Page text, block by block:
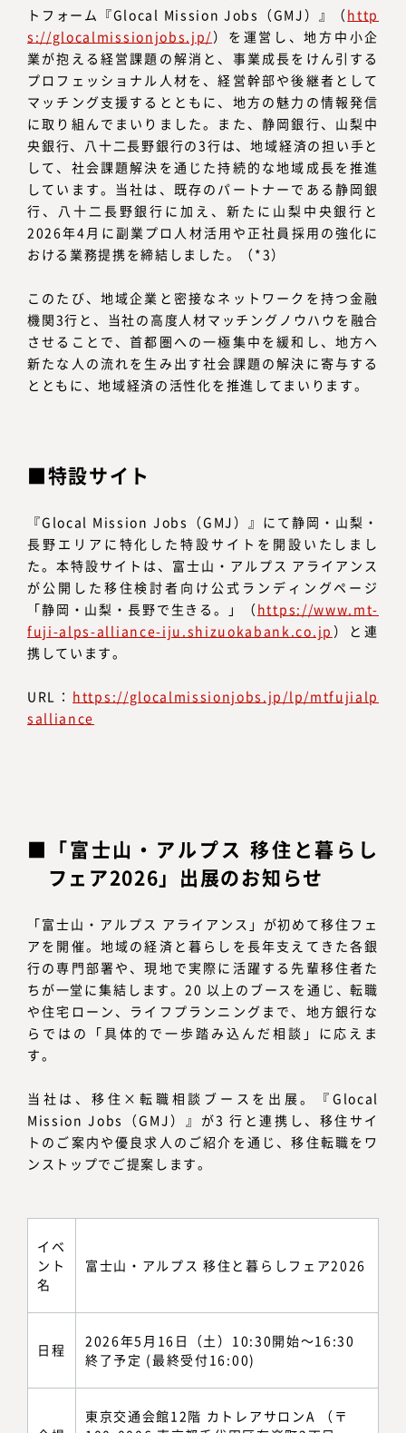
トフォーム『Glocal Mission Jobs（GMJ）』（http
s ://glocalmissionjobs.jp/）を運営し、地方中小企
業が抱える経営課題の解消と、事業成長をけん引する
プロフェッショナル人材を、経営幹部や後継者として
マッチング支援するとともに、地方の魅力の情報発信
に取り組んでまいりました。また、静岡銀行、山梨中
央銀行、八十二長野銀行の3行は、地域経済の担い手と
して、社会課題解決を通じた持続的な地域成長を推進
しています。当社は、既存のパートナーである静岡銀
行、八十二長野銀行に加え、新たに山梨中央銀行と
2026年4月に副業プロ人材活用や正社員採用の強化に
おける業務提携を締結しました。（*3）
このたび、地域企業と密接なネットワークを持つ金融
機関3行と、当社の高度人材マッチングノウハウを融合
させることで、首都圏への一極集中を緩和し、地方へ
新たな人の流れを生み出す社会課題の解決に寄与する
とともに、地域経済の活性化を推進してまいります。
特設サイト
『Glocal Mission Jobs（GMJ）』にて静岡・山梨・
長野エリアに特化した特設サイトを開設いたしまし
た。本特設サイトは、富士山・アルプス アライアンス
が公開した移住検討者向け公式ランディングページ
「静岡・山梨・長野で生きる。」（https://www.mt-
fuji-alps-alliance-iju.shizuokabank.co.jp ）と連
携しています。
URL： https://glocalmissionjobs.jp/lp/mtfujialp
salliance
「富士山・アルプス 移住と暮らし
フェア2026」出展のお知らせ
「富士山・アルプス アライアンス」が初めて移住フェ
アを開催。地域の経済と暮らしを長年支えてきた各銀
行の専門部署や、現地で実際に活躍する先輩移住者た
ちが一堂に集結します。20 以上のブースを通じ、転職
や住宅ローン、ライフプランニングまで、地方銀行な
らではの「具体的で一歩踏み込んだ相談」に応えま
す。
当社は、移住×転職相談ブースを出展。『Glocal
Mission Jobs（GMJ）』が3 行と連携し、移住サイ
トのご案内や優良求人のご紹介を通じ、移住転職をワ
ンストップでご提案します。
イベ
ント
名
富士山・アルプス 移住と暮らしフェア2026
日程
2026年5月16日（土）10:30開始～16:30
終了予定 (最終受付16:00)
東京交通会館12階 カトレアサロンA （〒